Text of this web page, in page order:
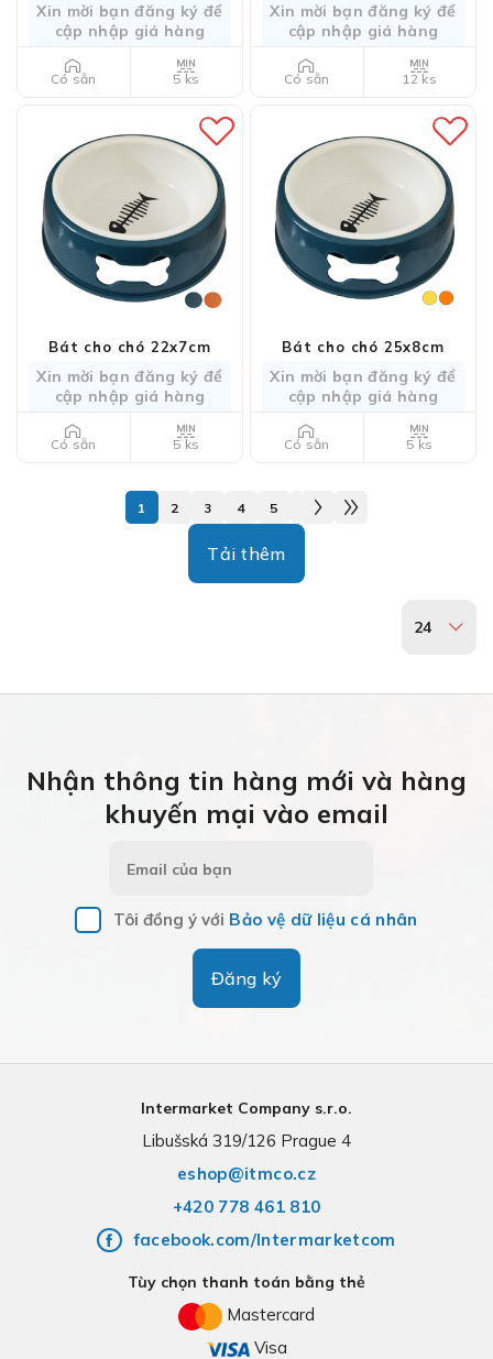
Xin mời bạn đăng ký để
cập nhập giá hàng
Có sẵn 5 ks
Xin mời bạn đăng ký để
cập nhập giá hàng
Có sẵn 12 ks
Bát cho chó 22x7cm
Xin mời bạn đăng ký để
cập nhập giá hàng
Có sẵn 5 ks
Bát cho chó 25x8cm
Xin mời bạn đăng ký để
cập nhập giá hàng
Có sẵn 5 ks
Tải thêm
1 2 3 4 5
24
Nhận thông tin hàng mới và hàng
khuyến mại vào email
Tôi đồng ý với Bảo vệ dữ liệu cá nhân
Đăng ký
Intermarket Company s.r.o.
Libušská 319/126 Prague 4
eshop@itmco.cz
+420 778 461 810
facebook.com/Intermarketcom
Tùy chọn thanh toán bằng thẻ
Mastercard
Visa